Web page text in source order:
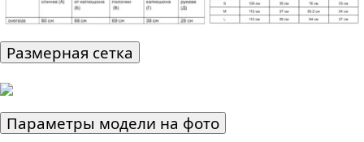
Размерная сетка
Параметры модели на фото